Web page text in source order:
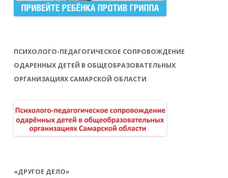
ПСИХОЛОГО-ПЕДАГОГИЧЕСКОЕ СОПРОВОЖДЕНИЕ
ОДАРЕННЫХ ДЕТЕЙ В ОБЩЕОБРАЗОВАТЕЛЬНЫХ
ОРГАНИЗАЦИЯХ САМАРСКОЙ ОБЛАСТИ
«ДРУГОЕ ДЕЛО»